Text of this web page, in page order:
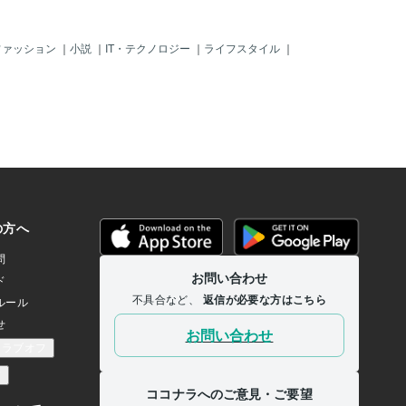
ッション ｜ 小説 ｜ IT・テクノロジー ｜ ライフスタイル ｜